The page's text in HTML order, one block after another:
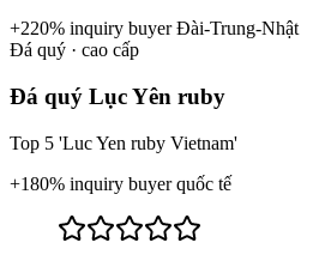
+220% inquiry buyer Đài-Trung-Nhật
Đá quý · cao cấp
Đá quý Lục Yên ruby
Top 5 'Luc Yen ruby Vietnam'
+180% inquiry buyer quốc tế